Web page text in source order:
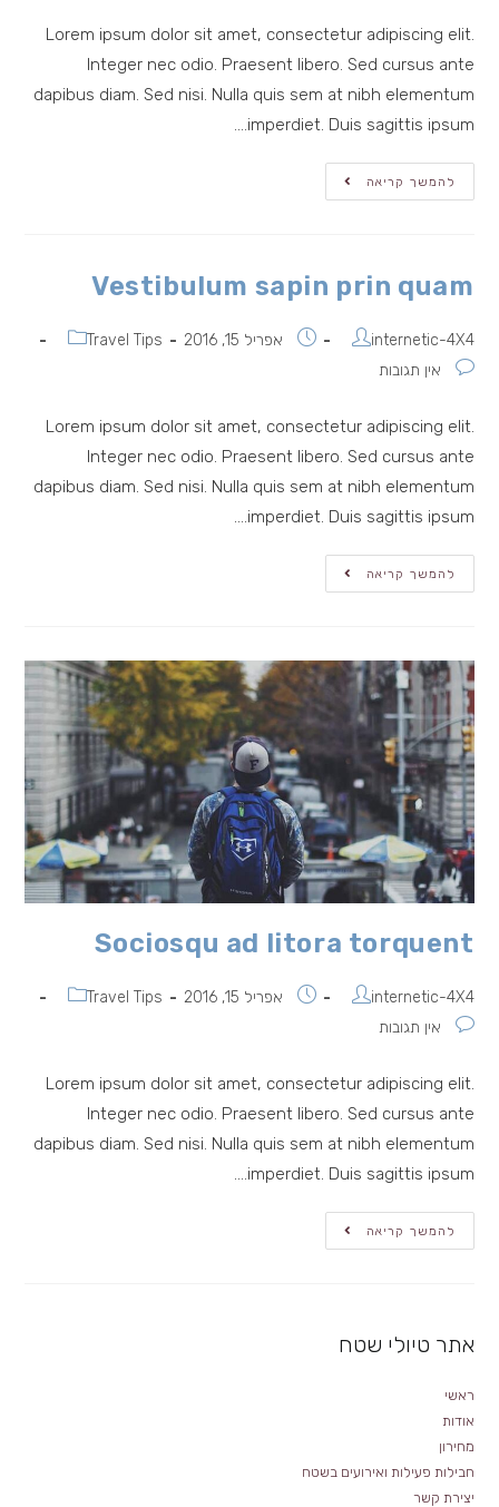
Lorem ipsum dolor sit amet, consectetur adipiscing elit.
Integer nec odio. Praesent libero. Sed cursus ante
dapibus diam. Sed nisi. Nulla quis sem at nibh elementum
imperdiet. Duis sagittis ipsum.…
להמשך קריאה
Neque
Adipiscing
Vestibulum sapin prin quam
מחבר:
internetic-4X4 פורסם:אפריל 15, 2016 קטגוריה:
Travel Tips
תגובות:אין תגובות
Lorem ipsum dolor sit amet, consectetur adipiscing elit.
Integer nec odio. Praesent libero. Sed cursus ante
dapibus diam. Sed nisi. Nulla quis sem at nibh elementum
imperdiet. Duis sagittis ipsum.…
להמשך קריאה
Vestibulum
Sapin
Sociosqu ad litora torquent
מחבר:
internetic-4X4 פורסם:אפריל 15, 2016 קטגוריה:
Travel Tips
תגובות:אין תגובות
Lorem ipsum dolor sit amet, consectetur adipiscing elit.
Integer nec odio. Praesent libero. Sed cursus ante
dapibus diam. Sed nisi. Nulla quis sem at nibh elementum
imperdiet. Duis sagittis ipsum.…
להמשך קריאה
Sociosqu
Ad
אתר טיולי שטח
ראשי
אודות
מחירון
חבילות פעילות ואירועים בשטח
יצירת קשר